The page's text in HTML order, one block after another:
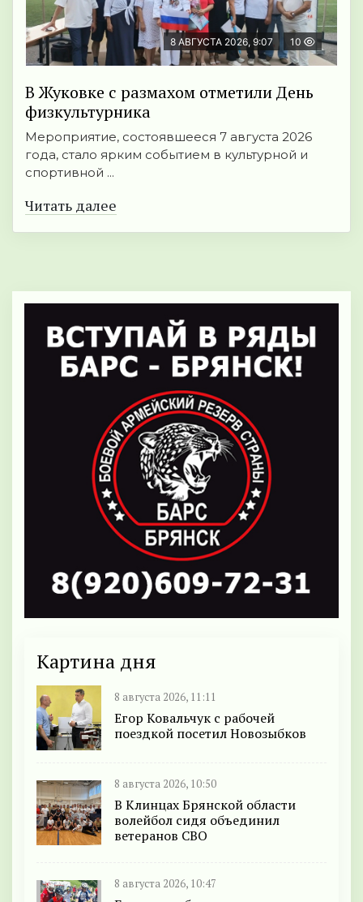
8 АВГУСТА 2026, 9:07 10
В Жуковке с размахом отметили День
физкультурника
Мероприятие, состоявшееся 7 августа 2026
года, стало ярким событием в культурной и
спортивной ...
Читать далее
Картина дня
8 августа 2026, 11:11
Егор Ковальчук с рабочей
поездкой посетил Новозыбков
8 августа 2026, 10:50
В Клинцах Брянской области
волейбол сидя объединил
ветеранов СВО
8 августа 2026, 10:47